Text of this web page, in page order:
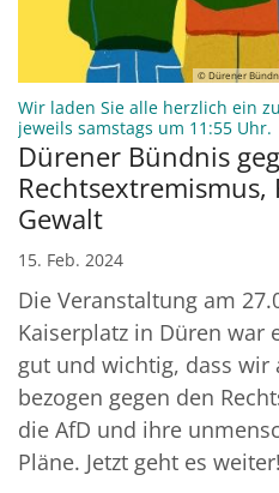
© Dürener
Wir laden Sie alle herzlich ein
jeweils samstags um 11:55 Uhr.
Dürener Bündnis
Rechtsextremismus,
Gewalt
15. Feb. 2024
Die Veranstaltung am
Kaiserplatz in Düren war
gut und wichtig, dass wir
bezogen gegen den
die AfD und ihre
Pläne. Jetzt geht es weiter!